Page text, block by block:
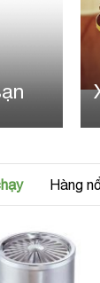
Hàng